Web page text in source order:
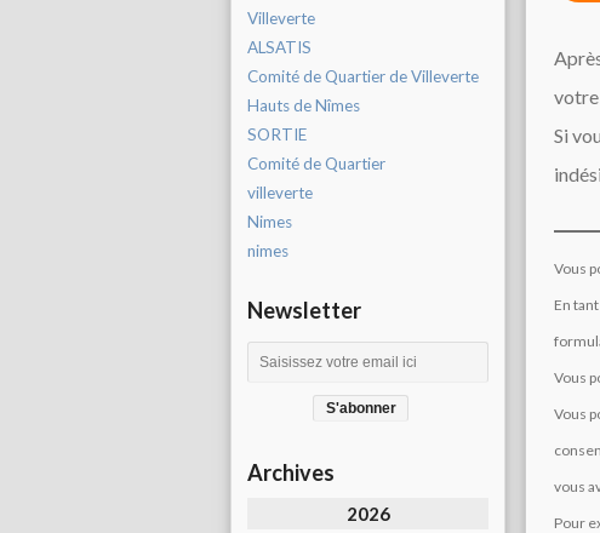
Villeverte
ALSATIS
Comité de Quartier de Villeverte
Hauts de Nîmes
SORTIE
Comité de Quartier
villeverte
Nimes
nimes
Newsletter
Archives
2026
votre
Si
Vous
En
Vous
Vous
vous
Pour